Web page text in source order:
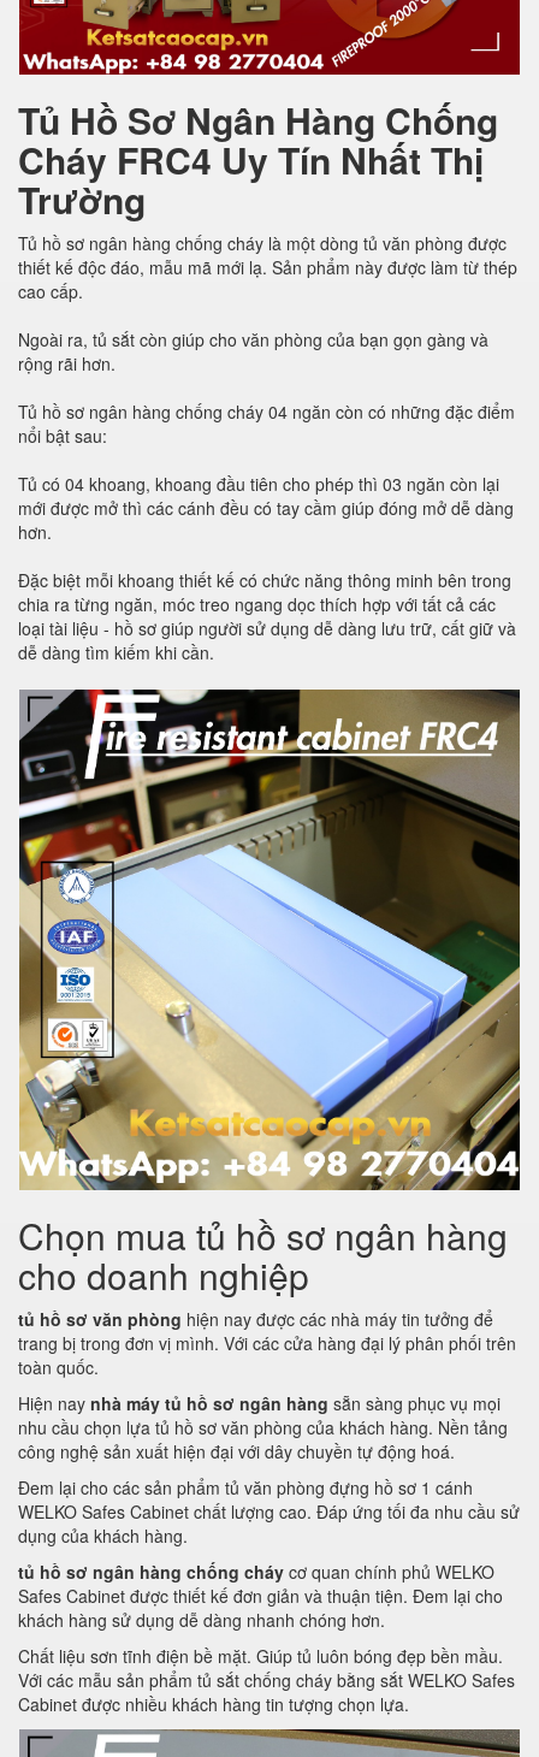
Tủ Hồ Sơ Ngân Hàng Chống
Cháy FRC4 Uy Tín Nhất Thị
Trường
Tủ hồ sơ ngân hàng chống cháy là một dòng tủ văn phòng được
thiết kế độc đáo, mẫu mã mới lạ. Sản phẩm này được làm từ thép
cao cấp.
Ngoài ra, tủ sắt còn giúp cho văn phòng của bạn gọn gàng và
rộng rãi hơn.
Tủ hồ sơ ngân hàng chống cháy 04 ngăn còn có những đặc điểm
nổi bật sau:
Tủ có 04 khoang, khoang đầu tiên cho phép thì 03 ngăn còn lại
mới được mở thì các cánh đều có tay cầm giúp đóng mở dễ dàng
hơn.
Đặc biệt mỗi khoang thiết kế có chức năng thông minh bên trong
chia ra từng ngăn, móc treo ngang dọc thích hợp với tất cả các
loại tài liệu - hồ sơ giúp người sử dụng dễ dàng lưu trữ, cất giữ và
dễ dàng tìm kiếm khi cần.
Chọn mua tủ hồ sơ ngân hàng
cho doanh nghiệp
tủ hồ sơ văn phòng hiện nay được các nhà máy tin tưởng để
trang bị trong đơn vị mình. Với các cửa hàng đại lý phân phối trên
toàn quốc.
Hiện nay nhà máy tủ hồ sơ ngân hàng sẵn sàng phục vụ mọi
nhu cầu chọn lựa tủ hồ sơ văn phòng của khách hàng. Nền tảng
công nghệ sản xuất hiện đại với dây chuyền tự động hoá.
Đem lại cho các sản phẩm tủ văn phòng đựng hồ sơ 1 cánh
WELKO Safes Cabinet chất lượng cao. Đáp ứng tối đa nhu cầu sử
dụng của khách hàng.
tủ hồ sơ ngân hàng chống cháy cơ quan chính phủ WELKO
Safes Cabinet được thiết kế đơn giản và thuận tiện. Đem lại cho
khách hàng sử dụng dễ dàng nhanh chóng hơn.
Chất liệu sơn tĩnh điện bề mặt. Giúp tủ luôn bóng đẹp bền mầu.
Với các mẫu sản phẩm tủ sắt chống cháy bằng sắt WELKO Safes
Cabinet được nhiều khách hàng tin tượng chọn lựa.